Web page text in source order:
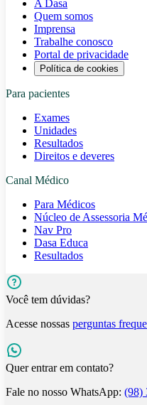
A Dasa
Quem somos
Imprensa
Trabalhe conosco
Portal de privacidade
Política de cookies
Para pacientes
Exames
Unidades
Resultados
Direitos e deveres
Canal Médico
Para Médicos
Núcleo de Assessoria
Nav Pro
Dasa Educa
Resultados
Você tem dúvidas?
Acesse nossas perguntas
Quer entrar em contato?
Fale no nosso WhatsApp: (98)